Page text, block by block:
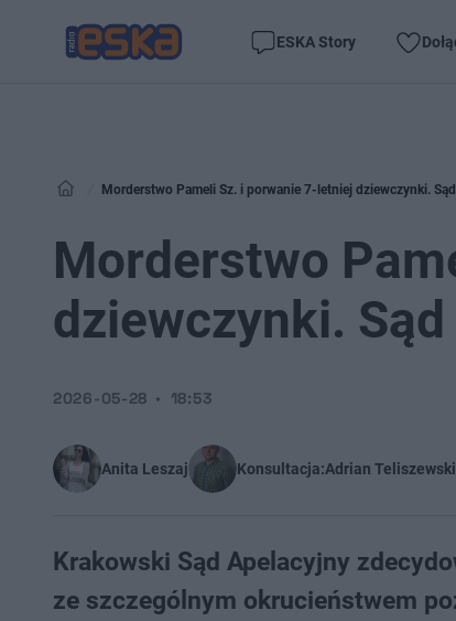
ESKA Story
Morderstwo Pameli Sz. i porwanie 7-letniej dziewczynki.
Morderstwo
dziewczynki.
Anita Leszaj Konsultacja:Adrian Teliszewski
2026-05-28 18:53
Krakowski Sąd Apelacyjny
ze szczególnym okrucieństwem